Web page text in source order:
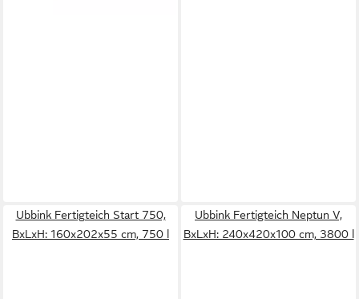
Ubbink Fertigteich Start 750,
BxLxH: 160x202x55 cm, 750 l
Ubbink Fertigteich Neptun V,
BxLxH: 240x420x100 cm, 3800 l